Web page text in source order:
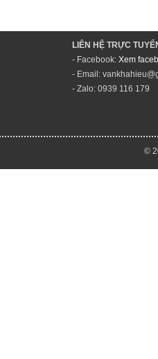
LIÊN HỆ TRỰC
- Facebook: Xem
- Email:
- Zalo: 0939 116 179
©